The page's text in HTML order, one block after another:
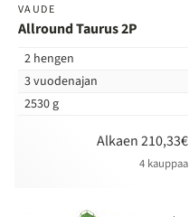
VAUDE
Allround Taurus 2P
2 hengen
3 vuodenajan
2530 g
Alkaen 210,33€
4 kauppaa